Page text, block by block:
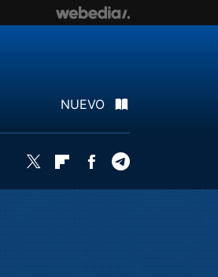
NUEVO
Twitter FlipboardFacebook